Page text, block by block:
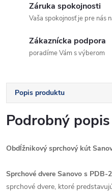
Záruka spokojnosti
Vaša spokojnosť je pre nás
Zákaznícka podpora
poradíme Vám s výberom
Popis produktu
Podrobný popis
Obdĺžnikový sprchový kút
Sprchové dvere Sanovo s PDB-
sprchové dvere, ktoré